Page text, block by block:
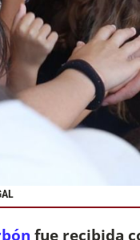
fue recibida